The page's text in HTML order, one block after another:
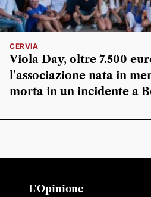
CERVIA
Viola Day, oltre 7.500
l’associazione nata in
morta in un incidente a
L'Opinione